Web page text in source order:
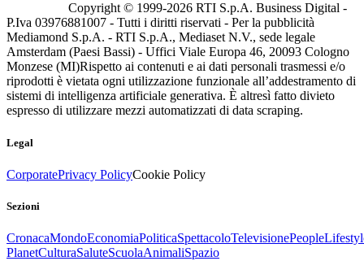
Copyright © 1999-2026 RTI S.p.A. Business Digital -
P.Iva 03976881007 - Tutti i diritti riservati - Per la pubblicità
Mediamond S.p.A. - RTI S.p.A., Mediaset N.V., sede legale
Amsterdam (Paesi Bassi) - Uffici Viale Europa 46, 20093 Cologno
Monzese (MI)Rispetto ai contenuti e ai dati personali trasmessi e/o
riprodotti è vietata ogni utilizzazione funzionale all’addestramento di
sistemi di intelligenza artificiale generativa. È altresì fatto divieto
espresso di utilizzare mezzi automatizzati di data scraping.
Legal
CorporatePrivacy PolicyCookie Policy
Sezioni
CronacaMondoEconomiaPoliticaSpettacoloTelevisionePeople
PlanetCulturaSaluteScuolaAnimaliSpazio